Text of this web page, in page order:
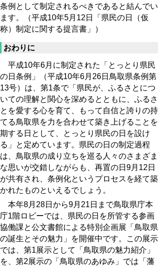
条例として制定されるべきであると結んでい
ます。（平成10年5月12日「県民の日（仮
称）制定に関する提言書」）
おわりに
平成10年6月に制定された「とっとり県民
の日条例」（平成10年6月26日鳥取県条例第
13号）は、第1条で「県民が、ふるさとにつ
いての理解と関心を深めるとともに、ふるさ
とを愛する心を育て、もって自信と誇りの持
てる鳥取県を力を合わせて築き上げることを
期する日として、とっとり県民の日を設け
る」と定めています。県民の日の制定過程
は、鳥取県の成り立ちを巡る人々のさまざま
な思いが交錯しながらも、再置の日9月12日
が共有され、条例化というプロセスを経て築
かれたものといえるでしょう。
本年8月28日から9月21日まで鳥取県庁本
庁1階ロビーでは、県民の日を所管する参画
協働課と公文書館による特別企画展「鳥取県
の誕生とその魅力」を開催中です。この展示
では、第1展示として「鳥取県の魅力紹介」
を、第2展示の「鳥取県のあゆみ」では「藩